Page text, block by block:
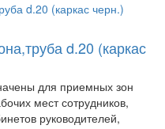
d.20 (каркас
для приемных зон
мест сотрудников,
руководителей,